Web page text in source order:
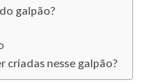
galpão?
criadas nesse galpão?